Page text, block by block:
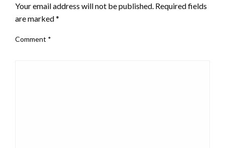
Your email address will not be published. Required fields
are marked*
Comment *